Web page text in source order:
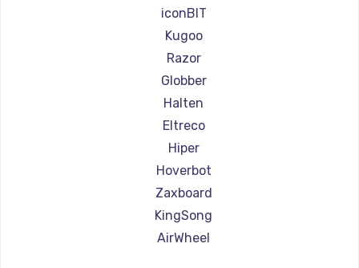
Ремонт самокатов KIRIN
iconBIT
Kugoo
Razor
Globber
Halten
Eltreco
Hiper
Hoverbot
Zaxboard
KingSong
AirWheel